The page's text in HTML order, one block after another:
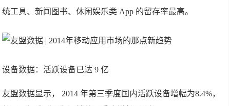
统工具、新闻图书、休闲娱乐类 App 的留存率最高。
设备数据：活跃设备已达 9 亿
友盟数据显示， 2014 年第三季度国内活跃设备增幅为8.4%，